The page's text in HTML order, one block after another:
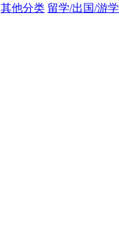
其他分类 留学/出国/游学